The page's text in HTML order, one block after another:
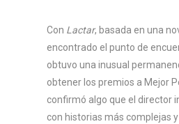
Con Lactar, basada en una
encontrado el punto de
obtuvo una inusual
obtener los premios a Mejor
confirmó algo que el director
con historias más complejas